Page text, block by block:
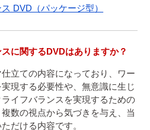
DVD（パッケージ型）
に関するDVDはありますか？
立ての内容になっており、ワー
現する必要性や、無意識に生じ
イフバランスを実現するための
数の視点から気づきを与え、当
だける内容です。